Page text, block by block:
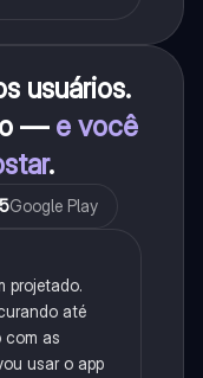
usuários.
— e você
.
Google Play
projetado.
até
com as
usar o app